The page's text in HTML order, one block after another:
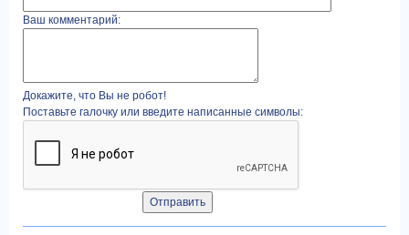
Ваш комментарий:
Докажите, что Вы не робот!
Поставьте галочку или введите написанные символы: